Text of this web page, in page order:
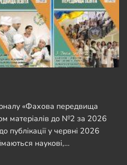
«Фахова передвища
матеріалів до №2 за 2026
публікації у червні 2026
наукові,…